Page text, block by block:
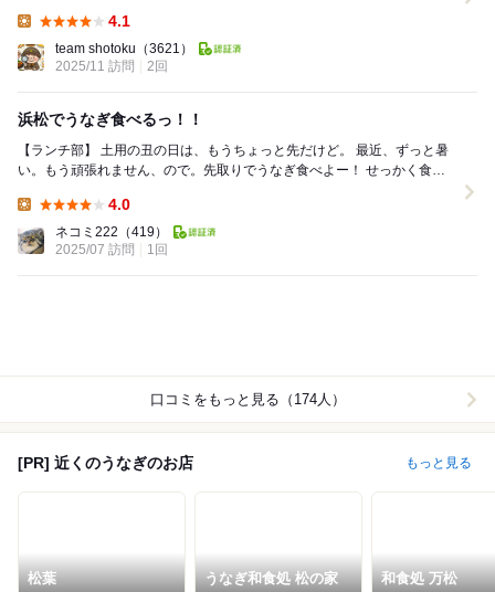
4.1
team shotoku （3621）
2025/11 訪問
2回
浜松でうなぎ食べるっ！！
【ランチ部】 土用の丑の日は、もうちょっと先だけど。 最近、ずっと暑
い。もう頑張れません、ので。先取りでうなぎ食べよー！ せっかく食べ
4.0
ネコミ222 （419）
2025/07 訪問
1回
口コミをもっと見る（174人）
[PR] 近くのうなぎのお店 もっと見る
松葉 うなぎ和食処 松の家 和食処 万松